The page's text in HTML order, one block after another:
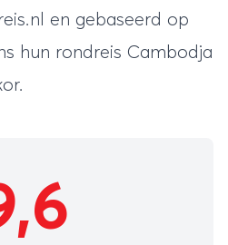
en gebaseerd op
hun rondreis Cambodja